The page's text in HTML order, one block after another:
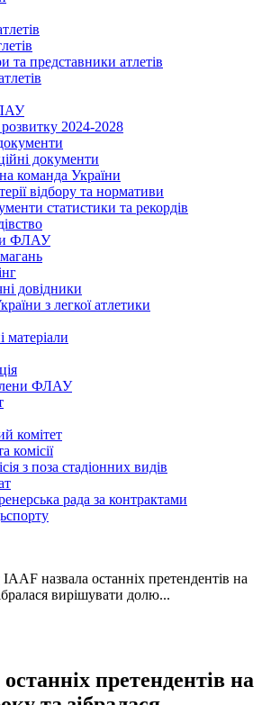
та представники атлетів
2024-2028
документи
команда України
відбору та нормативи
статистики та рекордів
ФЛАУ
довідники
з легкої атлетики
матеріали
ФЛАУ
комітет
комісії
з поза стадіонних видів
рада за контрактами
IAAF назвала останніх претендентів на
вирішувати долю...
претендентів на